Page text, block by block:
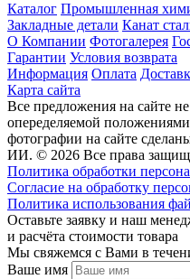
Каталог Промышленная
Закладные детали Канат
О Компании Фотогалерея
Гарантии Условия возврата
Информация Оплата
Карта сайта
Все предложения на сайте
опеределяемой
фотографии на сайте
ИИ. © 2026 Все права
Политика обработки
Согласие на обработку
Политика использования
Оставьте заявку и наш
и расчёта стоимости товара
Мы свяжемся с Вами в
Ваше имя